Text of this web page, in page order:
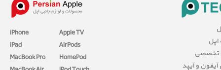
iPhone
iPad
MacBook Pro
Apple TV
AirPods
HomePod
اپل
تخصصی
و آیپد